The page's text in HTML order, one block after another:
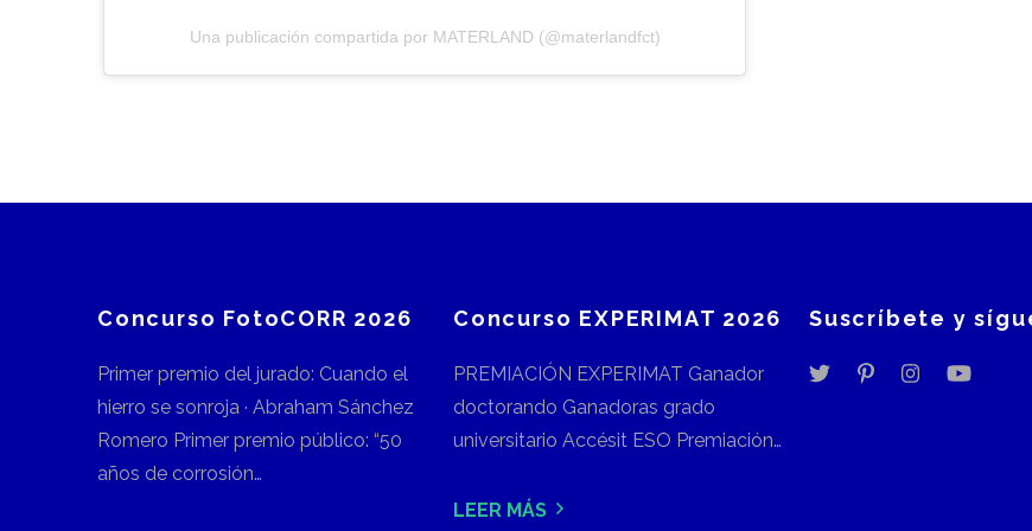
Una publicación compartida por MATERLAND (@materlandfct)
Concurso FotoCORR 2026
Primer premio del jurado: Cuando el
hierro se sonroja · Abraham Sánchez
Romero Primer premio público: “50
años de corrosión…
Concurso EXPERIMAT 2026
PREMIACIÓN EXPERIMAT Ganador
doctorando Ganadoras grado
universitario Accésit ESO Premiación…
LEER MÁS
Suscríbete y